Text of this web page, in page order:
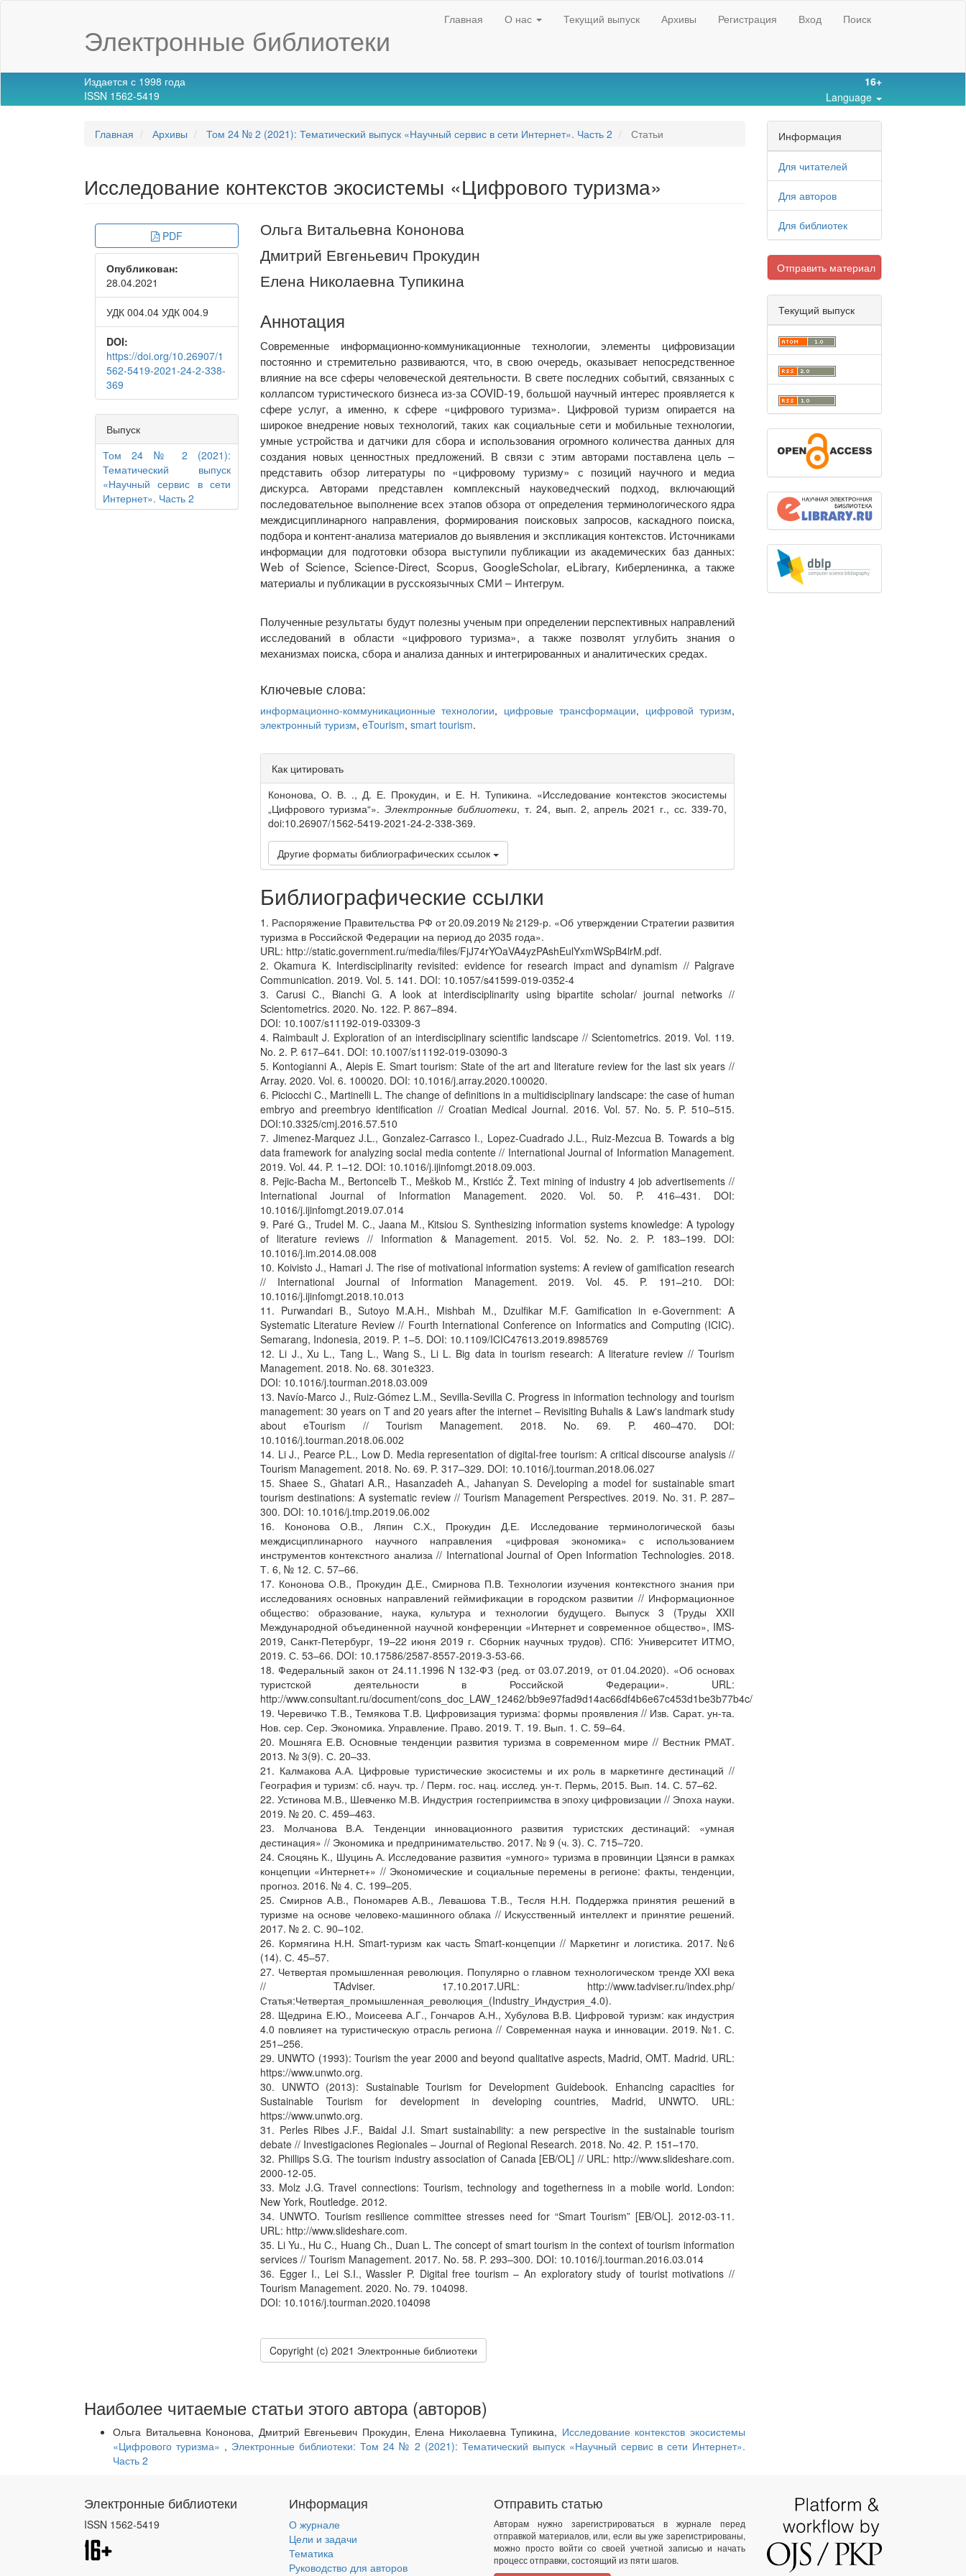
Электронные библиотеки
Главная О нас Текущий выпуск Архивы Регистрация Вход Поиск
Издается с 1998 года
ISSN 1562-5419
16+
Language
Главная Архивы Том 24 № 2 (2021): Тематический выпуск «Научный сервис в сети Интернет». Часть 2 Статьи
Исследование контекстов экосистемы «Цифрового туризма»
Article
Sidebar
PDF
Опубликован:
28.04.2021
УДК 004.04 УДК 004.9
DOI:
https://doi.org/10.26907/1
562-5419-2021-24-2-338-
369
Выпуск
Том 24 № 2 (2021):
Тематический выпуск
«Научный сервис в сети
Интернет». Часть 2
Main
Article
Content
Ольга Витальевна Кононова
Дмитрий Евгеньевич Прокудин
Елена Николаевна Тупикина
Аннотация
Современные информационно-коммуникационные технологии, элементы цифровизации
постоянно и стремительно развиваются, что, в свою очередь, оказывает непосредственное
влияние на все сферы человеческой деятельности. В свете последних событий, связанных с
коллапсом туристического бизнеса из-за COVID-19, большой научный интерес проявляется к
сфере услуг, а именно, к сфере «цифрового туризма». Цифровой туризм опирается на
широкое внедрение новых технологий, таких как социальные сети и мобильные технологии,
умные устройства и датчики для сбора и использования огромного количества данных для
создания новых ценностных предложений. В связи с этим авторами поставлена цель –
представить обзор литературы по «цифровому туризму» с позиций научного и медиа
дискурса. Авторами представлен комплексный науковедческий подход, включающий
последовательное выполнение всех этапов обзора от определения терминологического ядра
междисциплинарного направления, формирования поисковых запросов, каскадного поиска,
подбора и контент-анализа материалов до выявления и экспликация контекстов. Источниками
информации для подготовки обзора выступили публикации из академических баз данных:
Web of Science, Science-Direct, Scopus, GoogleScholar, eLibrary, Киберленинка, а также
материалы и публикации в русскоязычных СМИ – Интегрум.
Полученные результаты будут полезны ученым при определении перспективных направлений
исследований в области «цифрового туризма», а также позволят углубить знания о
механизмах поиска, сбора и анализа данных и интегрированных и аналитических средах.
Ключевые слова:
информационно-коммуникационные технологии, цифровые трансформации, цифровой туризм,
электронный туризм, eTourism, smart tourism.
Article
Details
Как цитировать
Кононова, О. В. ., Д. Е. Прокудин, и Е. Н. Тупикина. «Исследование контекстов экосистемы
„Цифрового туризма“». Электронные библиотеки, т. 24, вып. 2, апрель 2021 г., сс. 339-70,
doi:10.26907/1562-5419-2021-24-2-338-369.
Другие форматы библиографических ссылок
Библиографические ссылки
1. Распоряжение Правительства РФ от 20.09.2019 № 2129-р. «Об утверждении Стратегии развития
туризма в Российской Федерации на период до 2035 года».
URL: http://static.government.ru/media/files/FjJ74rYOaVA4yzPAshEulYxmWSpB4lrM.pdf.
2. Okamura K. Interdisciplinarity revisited: evidence for research impact and dynamism // Palgrave
Communication. 2019. Vol. 5. 141. DOI: 10.1057/s41599-019-0352-4
3. Carusi C., Bianchi G. A look at interdisciplinarity using bipartite scholar/ journal networks //
Scientometrics. 2020. No. 122. P. 867–894.
DOI: 10.1007/s11192-019-03309-3
4. Raimbault J. Exploration of an interdisciplinary scientific landscape // Scientometrics. 2019. Vol. 119.
No. 2. P. 617–641. DOI: 10.1007/s11192-019-03090-3
5. Kontogianni A., Alepis E. Smart tourism: State of the art and literature review for the last six years //
Array. 2020. Vol. 6. 100020. DOI: 10.1016/j.array.2020.100020.
6. Piciocchi C., Martinelli L. The change of definitions in a multidisciplinary landscape: the case of human
embryo and preembryo identification // Croatian Medical Journal. 2016. Vol. 57. No. 5. P. 510–515.
DOI:10.3325/cmj.2016.57.510
7. Jimenez-Marquez J.L., Gonzalez-Carrasco I., Lopez-Cuadrado J.L., Ruiz-Mezcua B. Towards a big
data framework for analyzing social media contente // International Journal of Information Management.
2019. Vol. 44. P. 1–12. DOI: 10.1016/j.ijinfomgt.2018.09.003.
8. Pejic-Bacha M., Bertoncelb T., Meškob M., Krstićc Ž. Text mining of industry 4 job advertisements //
International Journal of Information Management. 2020. Vol. 50. P. 416–431. DOI:
10.1016/j.ijinfomgt.2019.07.014
9. Paré G., Trudel M. C., Jaana M., Kitsiou S. Synthesizing information systems knowledge: A typology
of literature reviews // Information & Management. 2015. Vol. 52. No. 2. P. 183–199. DOI:
10.1016/j.im.2014.08.008
10. Koivisto J., Hamari J. The rise of motivational information systems: A review of gamification research
// International Journal of Information Management. 2019. Vol. 45. P. 191–210. DOI:
10.1016/j.ijinfomgt.2018.10.013
11. Purwandari B., Sutoyo M.A.H., Mishbah M., Dzulfikar M.F. Gamification in e-Government: A
Systematic Literature Review // Fourth International Conference on Informatics and Computing (ICIC).
Semarang, Indonesia, 2019. P. 1–5. DOI: 10.1109/ICIC47613.2019.8985769
12. Li J., Xu L., Tang L., Wang S., Li L. Big data in tourism research: A literature review // Tourism
Management. 2018. No. 68. 301e323.
DOI: 10.1016/j.tourman.2018.03.009
13. Navío-Marco J., Ruiz-Gómez L.M., Sevilla-Sevilla C. Progress in information technology and tourism
management: 30 years on T and 20 years after the internet – Revisiting Buhalis & Law's landmark study
about eTourism // Tourism Management. 2018. No. 69. P. 460–470. DOI:
10.1016/j.tourman.2018.06.002
14. Li J., Pearce P.L., Low D. Media representation of digital-free tourism: A critical discourse analysis //
Tourism Management. 2018. No. 69. P. 317–329. DOI: 10.1016/j.tourman.2018.06.027
15. Shaee S., Ghatari A.R., Hasanzadeh A., Jahanyan S. Developing a model for sustainable smart
tourism destinations: A systematic review // Tourism Management Perspectives. 2019. No. 31. P. 287–
300. DOI: 10.1016/j.tmp.2019.06.002
16. Кононова О.В., Ляпин С.Х., Прокудин Д.Е. Исследование терминологической базы
междисциплинарного научного направления «цифровая экономика» с использованием
инструментов контекстного анализа // International Journal of Open Information Technologies. 2018.
Т. 6, № 12. С. 57–66.
17. Кононова О.В., Прокудин Д.Е., Смирнова П.В. Технологии изучения контекстного знания при
исследованиях основных направлений геймификации в городском развитии // Информационное
общество: образование, наука, культура и технологии будущего. Выпуск 3 (Труды XXII
Международной объединенной научной конференции «Интернет и современное общество», IMS-
2019, Санкт-Петербург, 19–22 июня 2019 г. Сборник научных трудов). СПб: Университет ИТМО,
2019. С. 53–66. DOI: 10.17586/2587-8557-2019-3-53-66.
18. Федеральный закон от 24.11.1996 N 132-ФЗ (ред. от 03.07.2019, от 01.04.2020). «Об основах
туристской деятельности в Российской Федерации». URL:
http://www.consultant.ru/document/cons_doc_LAW_12462/bb9e97fad9d14ac66df4b6e67c453d1be3b77b4c/
19. Черевичко Т.В., Темякова Т.В. Цифровизация туризма: формы проявления // Изв. Сарат. ун-та.
Нов. сер. Сер. Экономика. Управление. Право. 2019. Т. 19. Вып. 1. С. 59–64.
20. Мошняга Е.В. Основные тенденции развития туризма в современном мире // Вестник РМАТ.
2013. № 3(9). С. 20–33.
21. Калмакова А.А. Цифровые туристические экосистемы и их роль в маркетинге дестинаций //
География и туризм: сб. науч. тр. / Перм. гос. нац. исслед. ун-т. Пермь, 2015. Вып. 14. С. 57–62.
22. Устинова М.В., Шевченко М.В. Индустрия гостеприимства в эпоху цифровизации // Эпоха науки.
2019. № 20. С. 459–463.
23. Молчанова В.А. Тенденции инновационного развития туристских дестинаций: «умная
дестинация» // Экономика и предпринимательство. 2017. № 9 (ч. 3). С. 715–720.
24. Сяоцянь К., Шуцинь А. Исследование развития «умного» туризма в провинции Цзянси в рамках
концепции «Интернет+» // Экономические и социальные перемены в регионе: факты, тенденции,
прогноз. 2016. № 4. С. 199–205.
25. Смирнов А.В., Пономарев А.В., Левашова Т.В., Тесля Н.Н. Поддержка принятия решений в
туризме на основе человеко-машинного облака // Искусственный интеллект и принятие решений.
2017. № 2. С. 90–102.
26. Кормягина Н.Н. Smart-туризм как часть Smart-концепции // Маркетинг и логистика. 2017. №6
(14). С. 45–57.
27. Четвертая промышленная революция. Популярно о главном технологическом тренде XXI века
// TAdviser. 17.10.2017.URL: http://www.tadviser.ru/index.php/
Статья:Четвертая_промышленная_революция_(Industry_Индустрия_4.0).
28. Щедрина Е.Ю., Моисеева А.Г., Гончаров А.Н., Хубулова В.В. Цифровой туризм: как индустрия
4.0 повлияет на туристическую отрасль региона // Современная наука и инновации. 2019. №1. С.
251–256.
29. UNWTO (1993): Tourism the year 2000 and beyond qualitative aspects, Madrid, OMT. Madrid. URL:
https://www.unwto.org.
30. UNWTO (2013): Sustainable Tourism for Development Guidebook. Enhancing capacities for
Sustainable Tourism for development in developing countries, Madrid, UNWTO. URL:
https://www.unwto.org.
31. Perles Ribes J.F., Baidal J.I. Smart sustainability: a new perspective in the sustainable tourism
debate // Investigaciones Regionales – Journal of Regional Research. 2018. No. 42. P. 151–170.
32. Phillips S.G. The tourism industry association of Canada [EB/OL] // URL: http://www.slideshare.com.
2000-12-05.
33. Molz J.G. Travel connections: Tourism, technology and togetherness in a mobile world. London:
New York, Routledge. 2012.
34. UNWTO. Tourism resilience committee stresses need for “Smart Tourism” [EB/OL]. 2012-03-11.
URL: http://www.slideshare.com.
35. Li Yu., Hu C., Huang Ch., Duan L. The concept of smart tourism in the context of tourism information
services // Tourism Management. 2017. No. 58. P. 293–300. DOI: 10.1016/j.tourman.2016.03.014
36. Egger I., Lei S.I., Wassler P. Digital free tourism – An exploratory study of tourist motivations //
Tourism Management. 2020. No. 79. 104098.
DOI: 10.1016/j.tourman.2020.104098
Copyright (c) 2021 Электронные библиотеки
Наиболее читаемые статьи этого автора (авторов)
Ольга Витальевна Кононова, Дмитрий Евгеньевич Прокудин, Елена Николаевна Тупикина, Исследование контекстов экосистемы
«Цифрового туризма» , Электронные библиотеки: Том 24 № 2 (2021): Тематический выпуск «Научный сервис в сети Интернет».
Часть 2
Информация
Для читателей
Для авторов
Для библиотек
Отправить материал
Текущий выпуск
Электронные библиотеки
ISSN 1562-5419
Информация
О журнале
Цели и задачи
Тематика
Руководство для авторов
Отправить статью
Авторам нужно зарегистрироваться в журнале перед
отправкой материалов, или, если вы уже зарегистрированы,
можно просто войти со своей учетной записью и начать
процесс отправки, состоящий из пяти шагов.